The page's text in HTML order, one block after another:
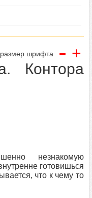
шрифта - +
Контора
незнакомую
готовишься
что к чему то